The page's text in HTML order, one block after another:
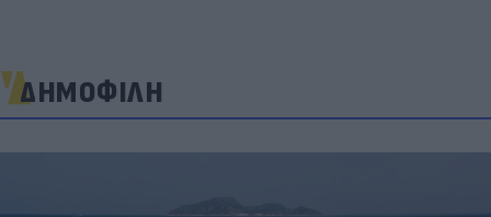
ΔΗΜΟΦΙΛΗ